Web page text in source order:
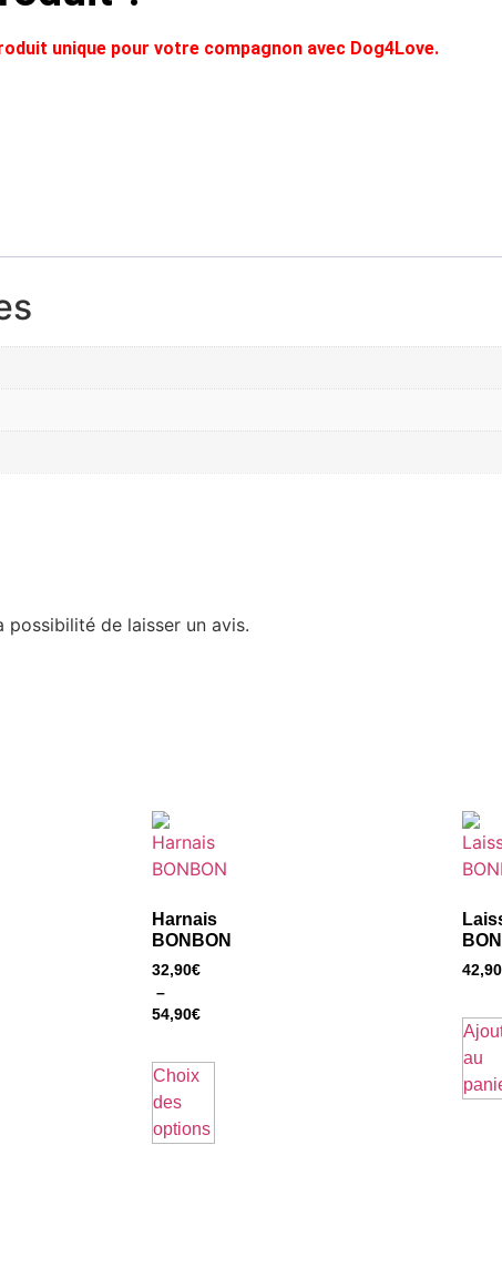
unique pour votre compagnon avec Dog4Love.
de laisser un avis.
Harnais
BONBON
32,90€
–
54,90€
Choix
des
options
42,90
au